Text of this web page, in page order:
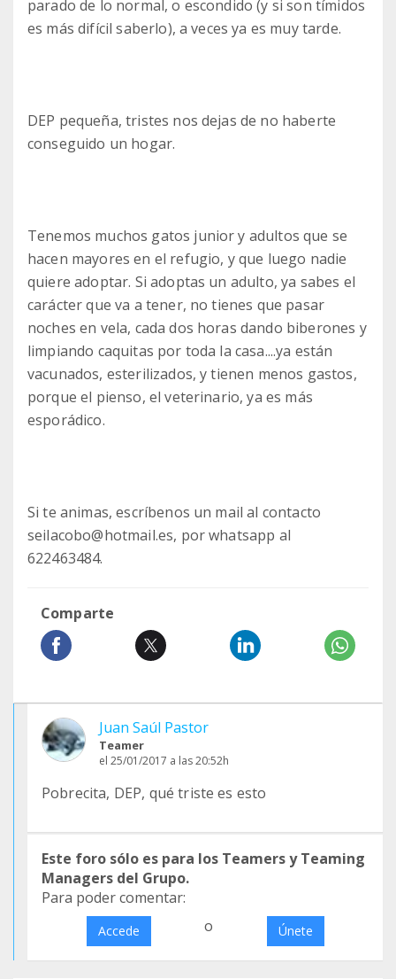
parado de lo normal, o escondido (y si son tímidos
es más difícil saberlo), a veces ya es muy tarde.
DEP pequeña, tristes nos dejas de no haberte
conseguido un hogar.
Tenemos muchos gatos junior y adultos que se
hacen mayores en el refugio, y que luego nadie
quiere adoptar. Si adoptas un adulto, ya sabes el
carácter que va a tener, no tienes que pasar
noches en vela, cada dos horas dando biberones y
limpiando caquitas por toda la casa....ya están
vacunados, esterilizados, y tienen menos gastos,
porque el pienso, el veterinario, ya es más
esporádico.
Si te animas, escríbenos un mail al contacto
seilacobo@hotmail.es, por whatsapp al
622463484.
Comparte
Juan Saúl Pastor
Teamer
el 25/01/2017 a las 20:52h
Pobrecita, DEP, qué triste es esto
Este foro sólo es para los Teamers y Teaming
Managers del Grupo.
Para poder comentar:
Accede o Únete